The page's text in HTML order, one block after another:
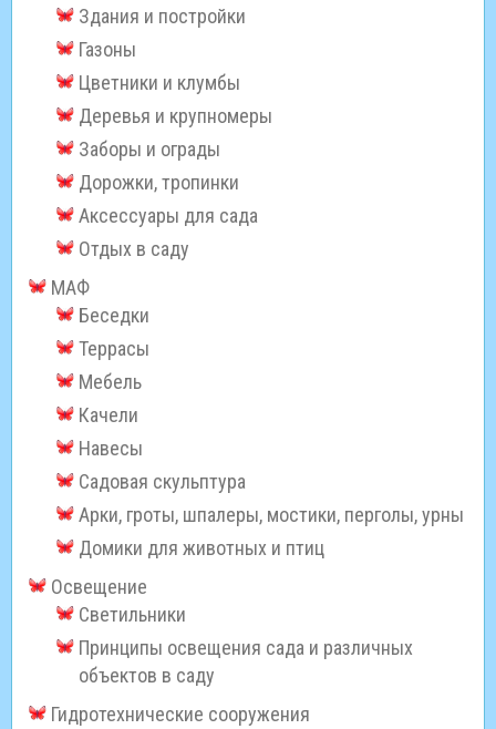
Здания и постройки
Газоны
Цветники и клумбы
Деревья и крупномеры
Заборы и ограды
Дорожки, тропинки
Аксессуары для сада
Отдых в саду
МАФ
Беседки
Террасы
Мебель
Качели
Навесы
Садовая скульптура
Арки, гроты, шпалеры, мостики, перголы, урны
Домики для животных и птиц
Освещение
Светильники
Принципы освещения сада и различных
объектов в саду
Гидротехнические сооружения